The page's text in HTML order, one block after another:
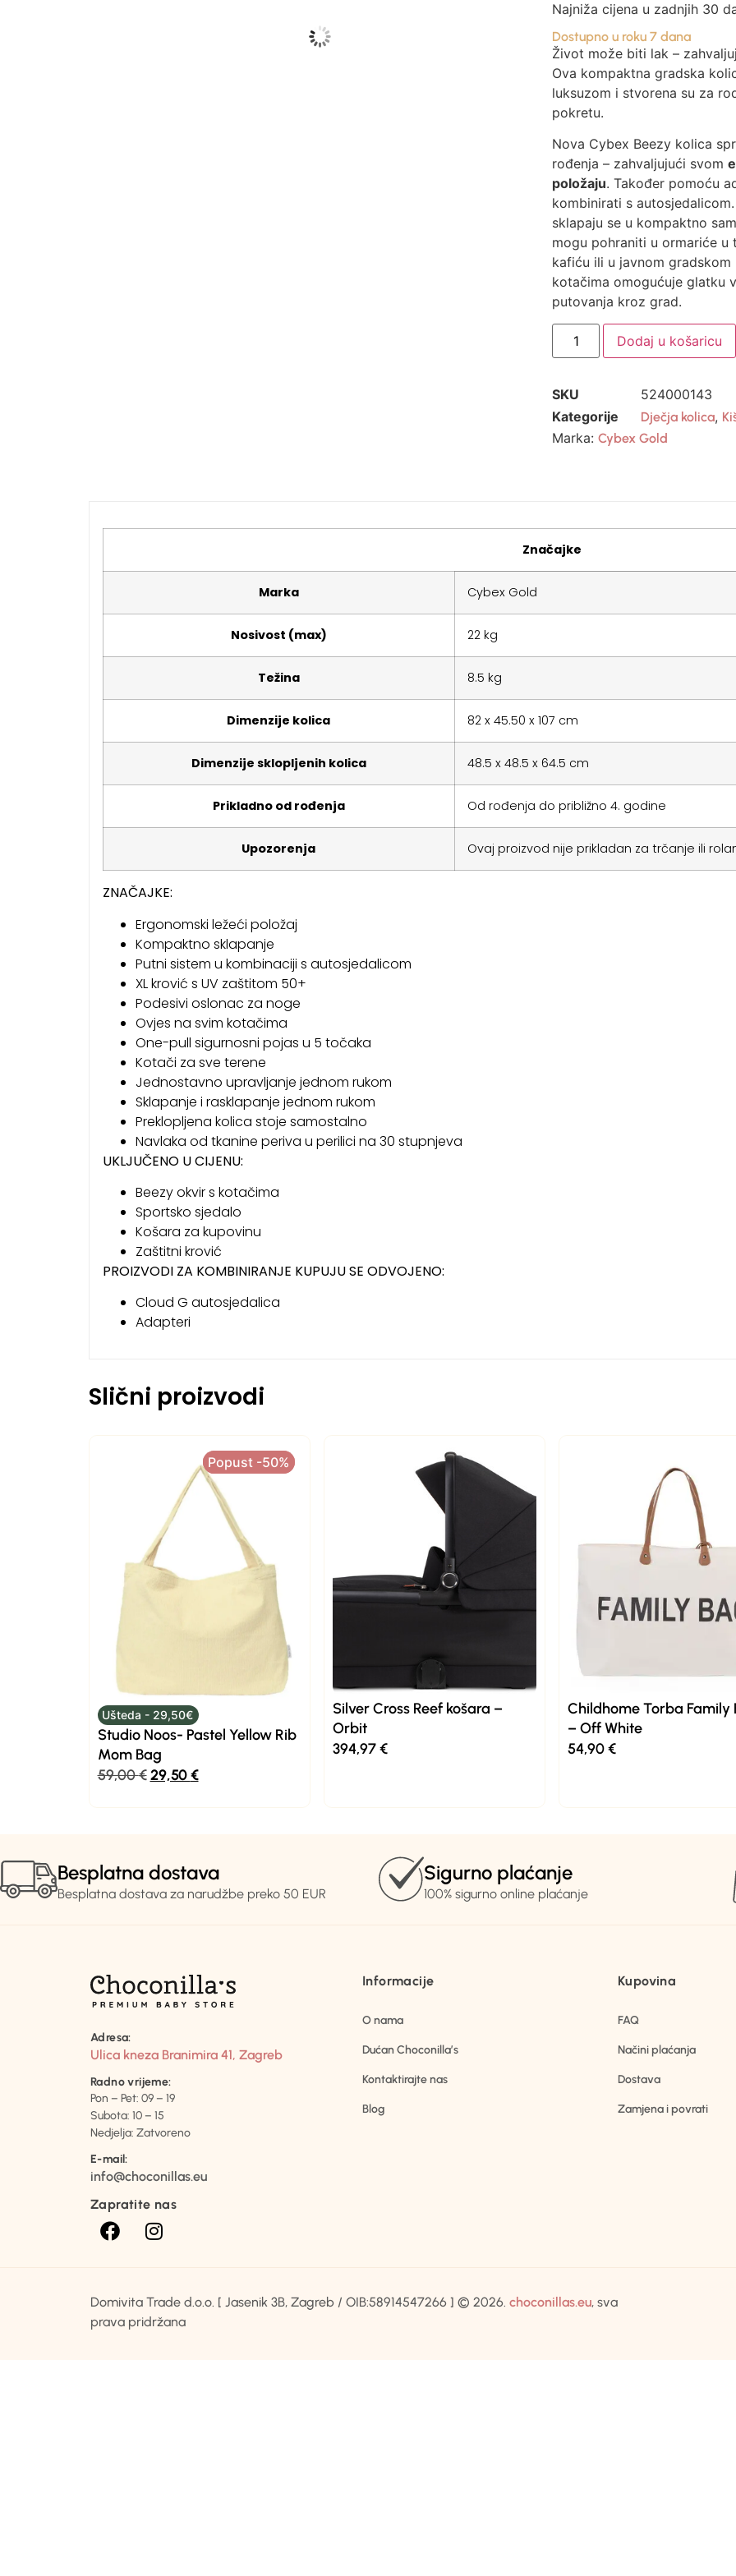
Najniža cijena u zadnjih 30
Dostupno u roku 7 dana
Život može biti lak –
Ova kompaktna gradska
luksuzom i stvorena su za
pokretu.
Nova Cybex Beezy kolica
rođenja – zahvaljujući svom
položaju. Također pomoću
kombinirati s
sklapaju se u kompaktno
mogu pohraniti u ormariće
kafiću ili u javnom
kotačima omogućuje glatku
putovanja kroz grad.
Dodaj u košaricu
SKU
524000143
Kategorije
Dječja kolica,
Marka: Cybex Gold
Značajke
Marka Cybex Gold
Nosivost (max) 22 kg
Težina 8.5 kg
Dimenzije kolica 82 x 45.50 x 107 cm
Dimenzije sklopljenih kolica 48.5 x 48.5 x 64.5 cm
Prikladno od rođenja Od rođenja do približno 4. godine
Upozorenja Ovaj proizvod nije prikladan za trčanje ili
ZNAČAJKE:
Ergonomski ležeći položaj
Kompaktno sklapanje
Putni sistem u kombinaciji s autosjedalicom
XL krović s UV zaštitom 50+
Podesivi oslonac za noge
Ovjes na svim kotačima
One-pull sigurnosni pojas u 5 točaka
Kotači za sve terene
Jednostavno upravljanje jednom rukom
Sklapanje i rasklapanje jednom rukom
Preklopljena kolica stoje samostalno
Navlaka od tkanine periva u perilici na 30 stupnjeva
UKLJUČENO U CIJENU:
Beezy okvir s kotačima
Sportsko sjedalo
Košara za kupovinu
Zaštitni krović
PROIZVODI ZA KOMBINIRANJE KUPUJU SE ODVOJENO:
Cloud G autosjedalica
Adapteri
Slični proizvodi
Popust -50%
Popust -50%
Ušteda - 29,50€
Studio Noos- Pastel Yellow Rib
Mom Bag
59,00€ 29,50€
Silver Cross Reef košara –
Orbit
394,97€
Childhome Torba Family
– Off White
54,90€
Besplatna dostava
Besplatna dostava za narudžbe preko 50 EUR
Sigurno plaćanje
100% sigurno online plaćanje
Adresa:
Ulica kneza Branimira 41, Zagreb
Radno vrijeme:
Pon – Pet: 09 – 19
Subota: 10 – 15
Nedjelja: Zatvoreno
E-mail:
info@choconillas.eu
Zapratite nas
Informacije
O nama
Dućan Choconilla’s
Kontaktirajte nas
Blog
Kupovina
FAQ
Načini plaćanja
Dostava
Zamjena i povrati
Domivita Trade d.o.o. [ Jasenik 3B, Zagreb / OIB:58914547266 ] © 2026. choconillas.eu, sva
prava pridržana